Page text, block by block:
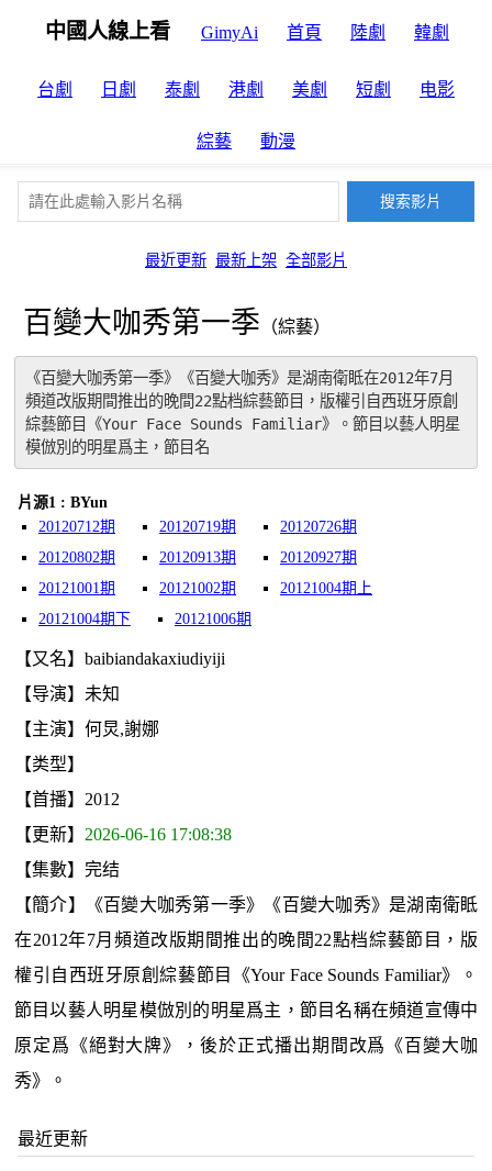
中國人線上看 GimyAi 首頁 陸劇 韓劇
台劇 日劇 泰劇 港劇 美劇 短劇 电影
綜藝 動漫
最近更新 最新上架 全部影片
百變大咖秀第一季 （綜藝）
《百變大咖秀第一季》《百變大咖秀》是湖南衛眡在2012年7月
頻道改版期間推出的晚間22點档綜藝節目，版權引自西班牙原創
綜藝節目《Your Face Sounds Familiar》。節目以藝人明星
模倣別的明星爲主，節目名
片源1 : BYun
20120712期
20120719期
20120726期
20120802期
20120913期
20120927期
20121001期
20121002期
20121004期上
20121004期下
20121006期
【又名】baibiandakaxiudiyiji
【导演】未知
【主演】何炅,謝娜
【类型】
【首播】2012
【更新】 2026-06-16 17:08:38
【集數】完结
【簡介】《百變大咖秀第一季》《百變大咖秀》是湖南衛眡
在2012年7月頻道改版期間推出的晚間22點档綜藝節目，版
權引自西班牙原創綜藝節目《Your Face Sounds Familiar》。
節目以藝人明星模倣別的明星爲主，節目名稱在頻道宣傳中
原定爲《絕對大牌》，後於正式播出期間改爲《百變大咖
秀》。
最近更新